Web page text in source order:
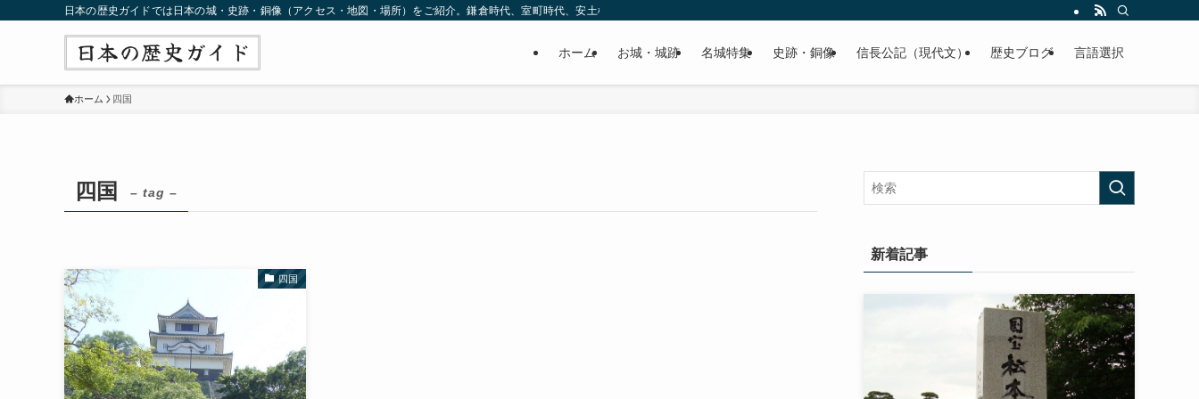
日本の歴史ガイドでは日本の城・史跡・銅像（アクセス・地図・場所）をご紹介。鎌倉時代、室町時代、安土桃山時代（戦国時代）、江戸時代と幅広くご紹介致します。
ホーム お城・城跡 名城特集 史跡・銅像 信長公記（現代文） 歴史ブログ 言語選択
ホーム 四国
四国 – tag –
四国
新着記事